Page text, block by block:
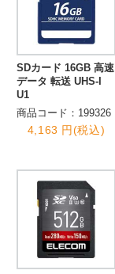
SDカード 16GB 高速
データ 転送 UHS-I
U1
商品コード：199326
4,163 円(税込)